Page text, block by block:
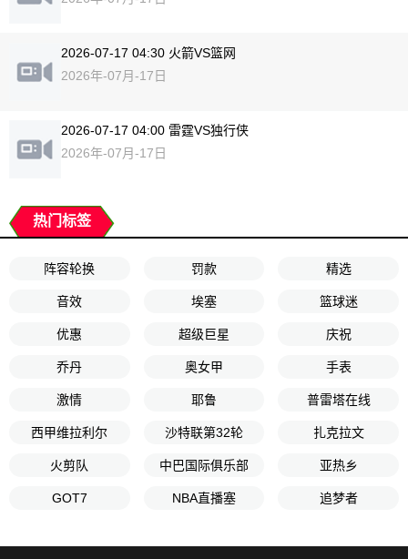
2026-07-17 04:30 火箭VS篮网
2026年-07月-17日
2026-07-17 04:00 雷霆VS独行侠
2026年-07月-17日
热门标签
阵容轮换 罚款 精选
音效 埃塞 篮球迷
优惠 超级巨星 庆祝
乔丹 奥女甲 手表
激情 耶鲁 普雷塔在线
西甲维拉利尔 沙特联第32轮 扎克拉文
火剪队 中巴国际俱乐部 亚热乡
GOT7 NBA直播塞 追梦者